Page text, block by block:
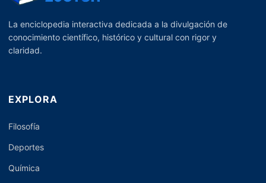
La enciclopedia interactiva dedicada a la divulgación de
conocimiento científico, histórico y cultural con rigor y
claridad.
EXPLORA
Filosofía
Deportes
Química